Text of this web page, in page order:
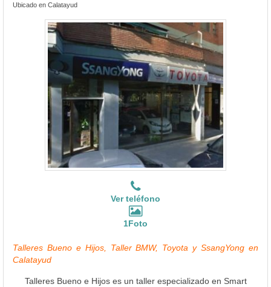
Ubicado en Calatayud
Ver teléfono
1Foto
Talleres Bueno e Hijos, Taller BMW, Toyota y SsangYong en
Calatayud
Talleres Bueno e Hijos es un taller especializado en Smart